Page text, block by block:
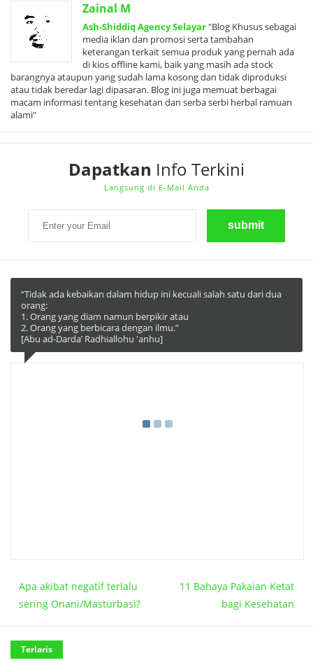
Zainal M
Ash-Shiddiq Agency Selayar"Blog Khusus sebagai
media iklan dan promosi serta tambahan
keterangan terkait semua produk yang pernah ada
di kios offline kami, baik yang masih ada stock
barangnya ataupun yang sudah lama kosong dan tidak diproduksi
atau tidak beredar lagi dipasaran. Blog ini juga memuat berbagai
macam informasi tentang kesehatan dan serba serbi herbal ramuan
alami"
Dapatkan Info Terkini
Langsung di E-Mail Anda
“Tidak ada kebaikan dalam hidup ini kecuali salah satu dari dua
orang:
1. Orang yang diam namun berpikir atau
2. Orang yang berbicara dengan ilmu.”
[Abu ad-Darda’ Radhiallohu 'anhu]
Apa akibat negatif terlalu
sering Onani/Masturbasi?
11 Bahaya Pakaian Ketat
bagi Kesehatan
Terlaris